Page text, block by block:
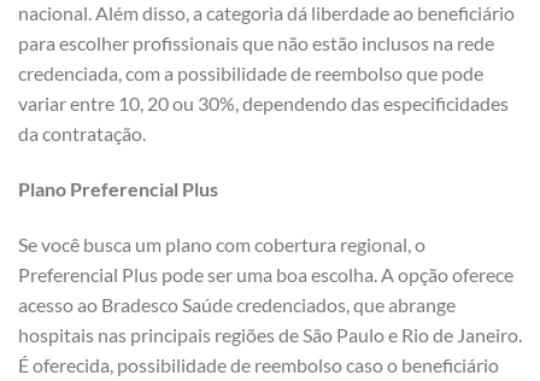
nacional. Além disso, a categoria dá liberdade ao beneficiário
para escolher profissionais que não estão inclusos na rede
credenciada, com a possibilidade de reembolso que pode
variar entre 10, 20 ou 30%, dependendo das especificidades
da contratação.
Plano Preferencial Plus
Se você busca um plano com cobertura regional, o
Preferencial Plus pode ser uma boa escolha. A opção oferece
acesso ao Bradesco Saúde credenciados, que abrange
hospitais nas principais regiões de São Paulo e Rio de Janeiro.
É oferecida, possibilidade de reembolso caso o beneficiário